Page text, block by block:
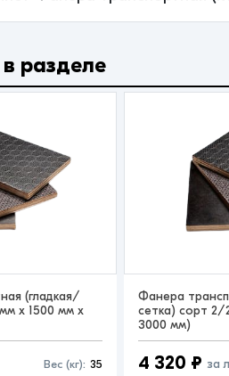
разделе
(гладкая/
x 1500 мм x
Вес (кг): 35
Фанера
сетка) сорт 2/
3000 мм)
4 320 ₽ за